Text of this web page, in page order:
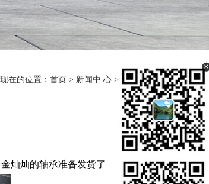
在的位置： 首页 > 新闻中 心 > 公司新闻
灿灿的轴承准备发货了
×